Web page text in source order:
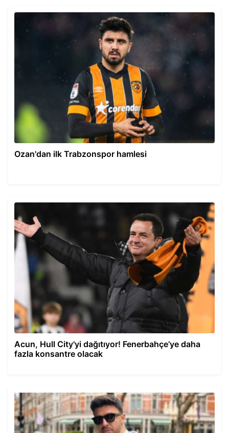
Ozan'dan ilk Trabzonspor hamlesi
Acun, Hull City'yi dağıtıyor! Fenerbahçe’ye daha
fazla konsantre olacak